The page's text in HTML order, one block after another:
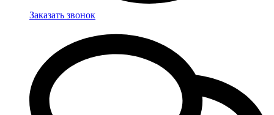
Заказать звонок